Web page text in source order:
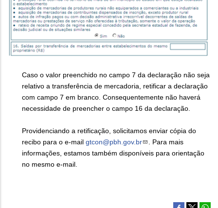
Caso o valor preenchido no campo 7 da declaração não seja
relativo a transferência de mercadoria, retificar a declaração
com campo 7 em branco. Consequentemente não haverá
necessidade de preencher o campo 16 da declaração.
Providenciando a retificação, solicitamos enviar cópia do
recibo para o e-mail gtcon@pbh.gov.br
. Para mais
informações, estamos também disponíveis para orientação
no mesmo e-mail.